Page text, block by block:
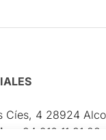
Cíes, 4 28924
‎+34 916 11 31 28